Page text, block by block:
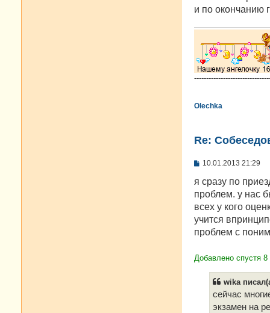
и по окончанию
Olechka
Re:
С
о
щ
е
и
е
10.01.2013 21:29
я сразу по
проблем. у нас
всех у кого
учится
проблем с
Добавлено спустя
wika
сейчас
экзамен на